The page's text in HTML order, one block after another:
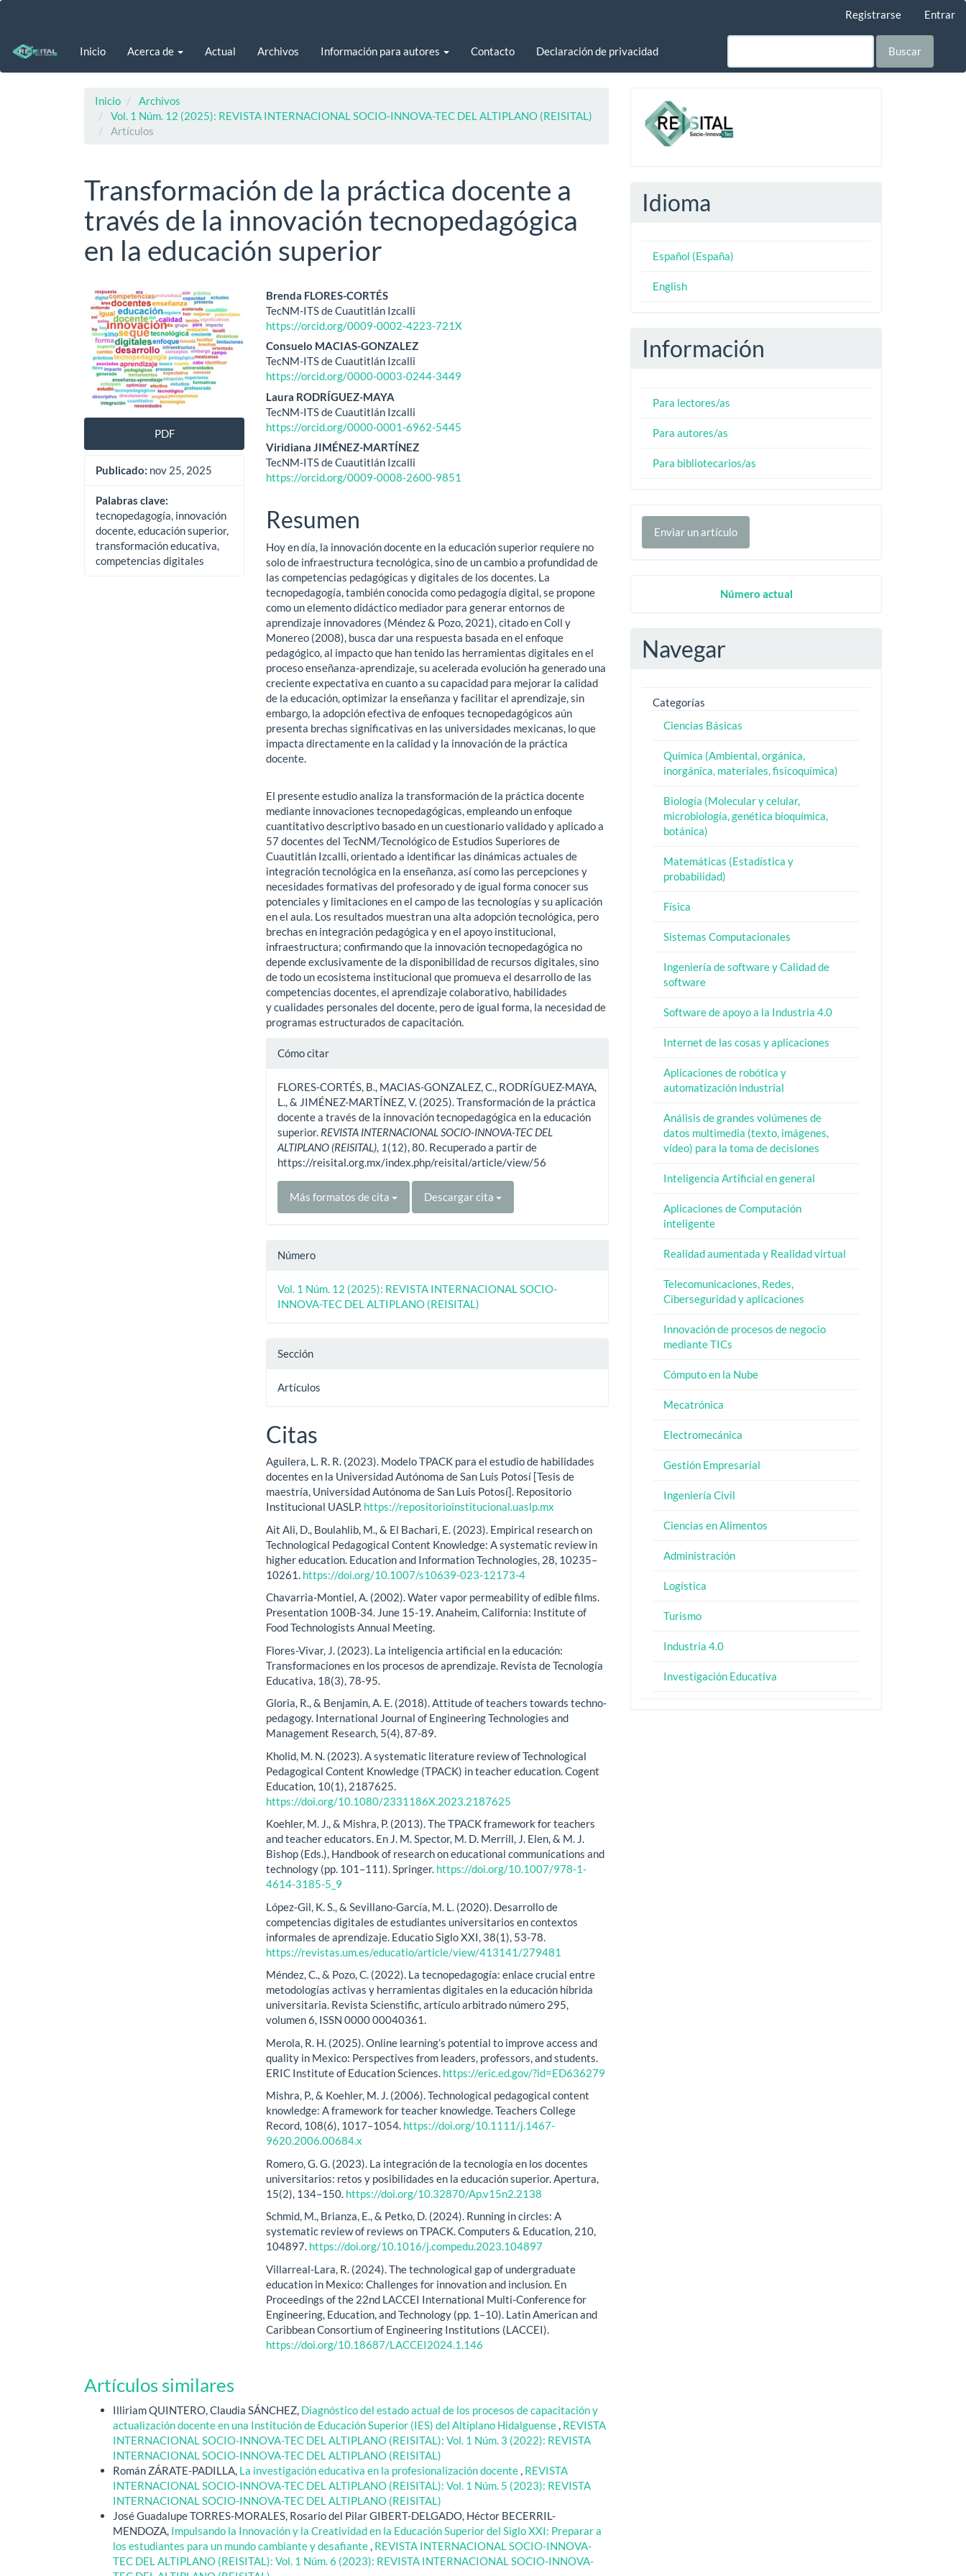
principal
Registrarse Entrar
Inicio Acerca de Actual Archivos Información para autores Contacto Declaración de privacidad Buscar
Inicio
Archivos
Vol. 1 Núm. 12 (2025): REVISTA INTERNACIONAL SOCIO-INNOVA-TEC DEL ALTIPLANO (REISITAL)
Artículos
Transformación de la práctica docente a
través de la innovación tecnopedagógica
en la educación superior
Barra
lateral
del
artículo
PDF
Publicado: nov 25, 2025
Palabras clave:
tecnopedagogía, innovación
docente, educación superior,
transformación educativa,
competencias digitales
Contenido
principal
del
artículo
Brenda FLORES-CORTÉS
TecNM-ITS de Cuautitlán Izcalli
https://orcid.org/0009-0002-4223-721X
Consuelo MACIAS-GONZALEZ
TecNM-ITS de Cuautitlán Izcalli
https://orcid.org/0000-0003-0244-3449
Laura RODRÍGUEZ-MAYA
TecNM-ITS de Cuautitlán Izcalli
https://orcid.org/0000-0001-6962-5445
Viridiana JIMÉNEZ-MARTÍNEZ
TecNM-ITS de Cuautitlán Izcalli
https://orcid.org/0009-0008-2600-9851
Resumen
Hoy en día, la innovación docente en la educación superior requiere no
solo de infraestructura tecnológica, sino de un cambio a profundidad de
las competencias pedagógicas y digitales de los docentes. La
tecnopedagogía, también conocida como pedagogía digital, se propone
como un elemento didáctico mediador para generar entornos de
aprendizaje innovadores (Méndez & Pozo, 2021), citado en Coll y
Monereo (2008), busca dar una respuesta basada en el enfoque
pedagógico, al impacto que han tenido las herramientas digitales en el
proceso enseñanza-aprendizaje, su acelerada evolución ha generado una
creciente expectativa en cuanto a su capacidad para mejorar la calidad
de la educación, optimizar la enseñanza y facilitar el aprendizaje, sin
embargo, la adopción efectiva de enfoques tecnopedagógicos aún
presenta brechas significativas en las universidades mexicanas, lo que
impacta directamente en la calidad y la innovación de la práctica
docente.
El presente estudio analiza la transformación de la práctica docente
mediante innovaciones tecnopedagógicas, empleando un enfoque
cuantitativo descriptivo basado en un cuestionario validado y aplicado a
57 docentes del TecNM/Tecnológico de Estudios Superiores de
Cuautitlán Izcalli, orientado a identificar las dinámicas actuales de
integración tecnológica en la enseñanza, así como las percepciones y
necesidades formativas del profesorado y de igual forma conocer sus
potenciales y limitaciones en el campo de las tecnologías y su aplicación
en el aula. Los resultados muestran una alta adopción tecnológica, pero
brechas en integración pedagógica y en el apoyo institucional,
infraestructura; confirmando que la innovación tecnopedagógica no
depende exclusivamente de la disponibilidad de recursos digitales, sino
de todo un ecosistema institucional que promueva el desarrollo de las
competencias docentes, el aprendizaje colaborativo, habilidades
y cualidades personales del docente, pero de igual forma, la necesidad de
programas estructurados de capacitación.
Detalles
artículo
Cómo citar
FLORES-CORTÉS, B., MACIAS-GONZALEZ, C., RODRÍGUEZ-MAYA,
L., & JIMÉNEZ-MARTÍNEZ, V. (2025). Transformación de la práctica
docente a través de la innovación tecnopedagógica en la educación
superior. REVISTA INTERNACIONAL SOCIO-INNOVA-TEC DEL
ALTIPLANO (REISITAL) 1(12), 80. Recuperado a partir de
https://reisital.org.mx/index.php/reisital/article/view/56
Más formatos de cita Descargar cita
Número
Vol. 1 Núm. 12 (2025): REVISTA INTERNACIONAL SOCIO-
INNOVA-TEC DEL ALTIPLANO (REISITAL)
Sección
Artículos
Citas
Aguilera, L. R. R. (2023). Modelo TPACK para el estudio de habilidades
docentes en la Universidad Autónoma de San Luis Potosí [Tesis de
maestría, Universidad Autónoma de San Luis Potosí]. Repositorio
Institucional UASLP. https://repositorioinstitucional.uaslp.mx
Ait Ali, D., Boulahlib, M., & El Bachari, E. (2023). Empirical research on
Technological Pedagogical Content Knowledge: A systematic review in
higher education. Education and Information Technologies, 28, 10235–
10261. https://doi.org/10.1007/s10639-023-12173-4
Chavarria-Montiel, A. (2002). Water vapor permeability of edible films.
Presentation 100B-34. June 15-19. Anaheim, California: Institute of
Food Technologists Annual Meeting.
Flores-Vivar, J. (2023). La inteligencia artificial en la educación:
Transformaciones en los procesos de aprendizaje. Revista de Tecnología
Educativa, 18(3), 78-95.
Gloria, R., & Benjamin, A. E. (2018). Attitude of teachers towards techno-
pedagogy. International Journal of Engineering Technologies and
Management Research, 5(4), 87-89.
Kholid, M. N. (2023). A systematic literature review of Technological
Pedagogical Content Knowledge (TPACK) in teacher education. Cogent
Education, 10(1), 2187625.
https://doi.org/10.1080/2331186X.2023.2187625
Koehler, M. J., & Mishra, P. (2013). The TPACK framework for teachers
and teacher educators. En J. M. Spector, M. D. Merrill, J. Elen, & M. J.
Bishop (Eds.), Handbook of research on educational communications and
technology (pp. 101–111). Springer. https://doi.org/10.1007/978-1-
4614-3185-5_9
López-Gil, K. S., & Sevillano-García, M. L. (2020). Desarrollo de
competencias digitales de estudiantes universitarios en contextos
informales de aprendizaje. Educatio Siglo XXI, 38(1), 53-78.
https://revistas.um.es/educatio/article/view/413141/279481
Méndez, C., & Pozo, C. (2022). La tecnopedagogía: enlace crucial entre
metodologías activas y herramientas digitales en la educación híbrida
universitaria. Revista Scienstific, artículo arbitrado número 295,
volumen 6, ISSN 0000 00040361.
Merola, R. H. (2025). Online learning’s potential to improve access and
quality in Mexico: Perspectives from leaders, professors, and students.
ERIC Institute of Education Sciences. https://eric.ed.gov/?id=ED636279
Mishra, P., & Koehler, M. J. (2006). Technological pedagogical content
knowledge: A framework for teacher knowledge. Teachers College
Record, 108(6), 1017–1054. https://doi.org/10.1111/j.1467-
9620.2006.00684.x
Romero, G. G. (2023). La integración de la tecnología en los docentes
universitarios: retos y posibilidades en la educación superior. Apertura,
15(2), 134–150. https://doi.org/10.32870/Ap.v15n2.2138
Schmid, M., Brianza, E., & Petko, D. (2024). Running in circles: A
systematic review of reviews on TPACK. Computers & Education, 210,
104897. https://doi.org/10.1016/j.compedu.2023.104897
Villarreal-Lara, R. (2024). The technological gap of undergraduate
education in Mexico: Challenges for innovation and inclusion. En
Proceedings of the 22nd LACCEI International Multi-Conference for
Engineering, Education, and Technology (pp. 1–10). Latin American and
Caribbean Consortium of Engineering Institutions (LACCEI).
https://doi.org/10.18687/LACCEI2024.1.146
Artículos similares
Illiriam QUINTERO, Claudia SÁNCHEZ, Diagnóstico del estado actual de los procesos de capacitación y
actualización docente en una Institución de Educación Superior (IES) del Altiplano Hidalguense REVISTA
INTERNACIONAL SOCIO-INNOVA-TEC DEL ALTIPLANO (REISITAL): Vol. 1 Núm. 3 (2022): REVISTA
INTERNACIONAL SOCIO-INNOVA-TEC DEL ALTIPLANO (REISITAL)
Román ZÁRATE-PADILLA, La investigación educativa en la profesionalización docente REVISTA
INTERNACIONAL SOCIO-INNOVA-TEC DEL ALTIPLANO (REISITAL): Vol. 1 Núm. 5 (2023): REVISTA
INTERNACIONAL SOCIO-INNOVA-TEC DEL ALTIPLANO (REISITAL)
José Guadalupe TORRES-MORALES, Rosario del Pilar GIBERT-DELGADO, Héctor BECERRIL-
MENDOZA, Impulsando la Innovación y la Creatividad en la Educación Superior del Siglo XXI: Preparar a
los estudiantes para un mundo cambiante y desafiante REVISTA INTERNACIONAL SOCIO-INNOVA-
TEC DEL ALTIPLANO (REISITAL): Vol. 1 Núm. 6 (2023): REVISTA INTERNACIONAL SOCIO-INNOVA-
Idioma
Español (España)
English
Información
Para lectores/as
Para autores/as
Para bibliotecarios/as
Enviar
unEnviar un artículo
NumeroNúmero actual
Navegar
Categorías
Ciencias Básicas
Química (Ambiental, orgánica,
inorgánica, materiales, fisicoquímica)
Biología (Molecular y celular,
microbiología, genética bioquímica,
botánica)
Matemáticas (Estadística y
probabilidad)
Física
Sistemas Computacionales
Ingeniería de software y Calidad de
software
Software de apoyo a la Industria 4.0
Internet de las cosas y aplicaciones
Aplicaciones de robótica y
automatización industrial
Análisis de grandes volúmenes de
datos multimedia (texto, imágenes,
vídeo) para la toma de decisiones
Inteligencia Artificial en general
Aplicaciones de Computación
inteligente
Realidad aumentada y Realidad virtual
Telecomunicaciones, Redes,
Ciberseguridad y aplicaciones
Innovación de procesos de negocio
mediante TICs
Cómputo en la Nube
Mecatrónica
Electromecánica
Gestión Empresarial
Ingeniería Civil
Ciencias en Alimentos
Administración
Logística
Turismo
Industria 4.0
Investigación Educativa